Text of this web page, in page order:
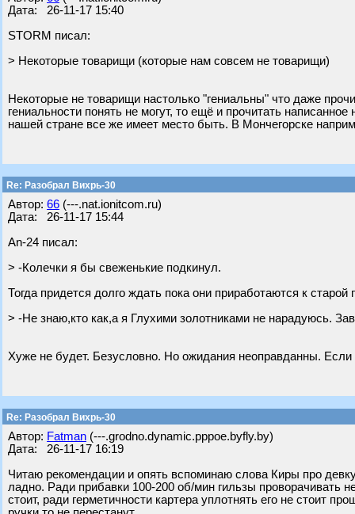
Дата: 26-11-17 15:40
STORM писал:
> Некоторые товарищи (которые нам совсем не товарищи)
Некоторые не товарищи настолько "гениальны" что даже
гениальности понять не могут, то ещё и прочитать
нашей стране все же имеет место быть. В Мончегорске
Re: Разобрал Вихрь-30
Автор: 66 (---.nat.ionitcom.ru)
Дата: 26-11-17 15:44
An-24 писал:
> -Колечки я бы свеженькие подкинул.
Тогда придется долго ждать пока они приработаются к старой
> -Не знаю,кто как,а я Глухими золотниками не нарадуюсь.
Хуже не будет. Безусловно. Но ожидания неоправданны. Если
Re: Разобрал Вихрь-30
Автор: Fatman (---.grodno.dynamic.pppoe.byfly.by)
Дата: 26-11-17 16:19
Читаю рекомендации и опять вспоминаю слова Киры про
ладно. Ради прибавки 100-200 об/мин гильзы проворачивать
стоит, ради герметичности картера уплотнять его не стоит